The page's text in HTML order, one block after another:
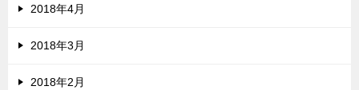
2018年4月
2018年3月
2018年2月